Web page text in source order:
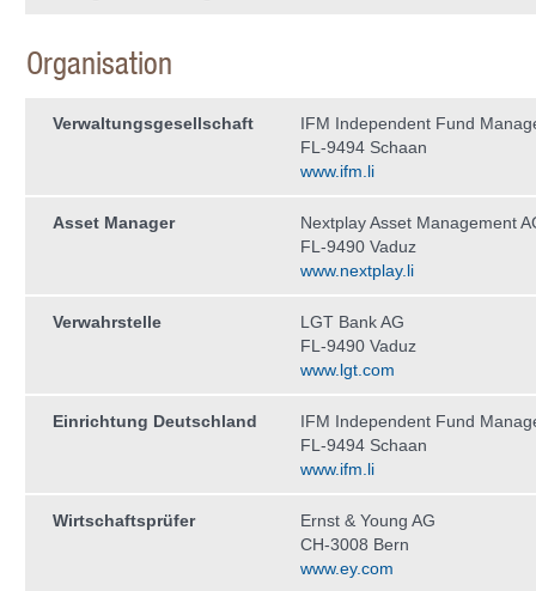
Organisation
Verwaltungs­gesellschaft
IFM Independent Fund
FL-9494 Schaan
www.ifm.li
Asset Manager
Nextplay Asset Management
FL-9490 Vaduz
www.nextplay.li
Verwahrstelle
LGT Bank AG
FL-9490 Vaduz
www.lgt.com
Einrichtung Deutschland
IFM Independent Fund
FL-9494 Schaan
www.ifm.li
Wirtschaftsprüfer
Ernst & Young AG
CH-3008 Bern
www.ey.com